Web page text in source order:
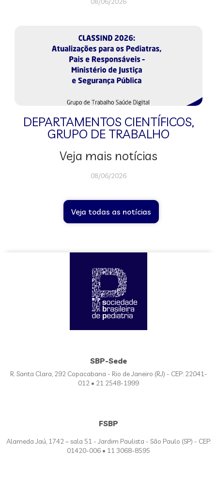
DEPARTAMENTOS CIENTÍFICOS,
GRUPO DE TRABALHO
Veja mais notícias
08/06/2026
Veja todas as notícias
SBP-Sede
R. Santa Clara, 292 Copacabana - Rio de Janeiro (RJ) - CEP: 22041-
012 • 21 2548-1999
FSBP
Alameda Jaú, 1742 – sala 51 - Jardim Paulista - São Paulo (SP) - CEP:
01420-006 • 11 3068-8595